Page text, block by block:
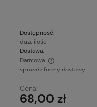
Dostępność:
duża ilość
Dostawa:
Darmowa
Cena nie zawiera
sprawdź formy dostawy
Cena:
68,00 zł